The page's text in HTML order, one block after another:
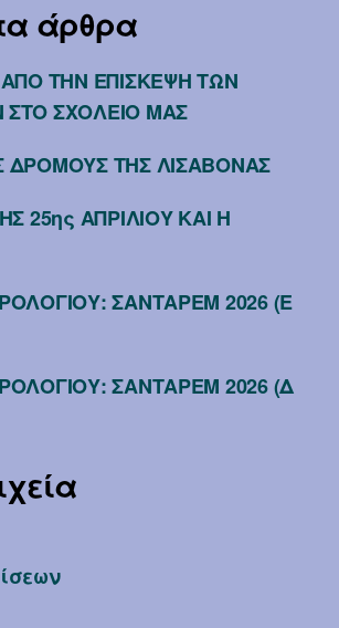
άρθρα
ΑΠΟ ΤΗΝ ΕΠΙΣΚΕΨΗ ΤΩΝ
ΣΧΟΛΕΙΟ ΜΑΣ
ΔΡΟΜΟΥΣ ΤΗΣ ΛΙΣΑΒΟΝΑΣ
25ης ΑΠΡΙΛΙΟΥ ΚΑΙ Η
ΣΑΝΤΑΡΕΜ 2026 (Ε
ΣΑΝΤΑΡΕΜ 2026 (Δ